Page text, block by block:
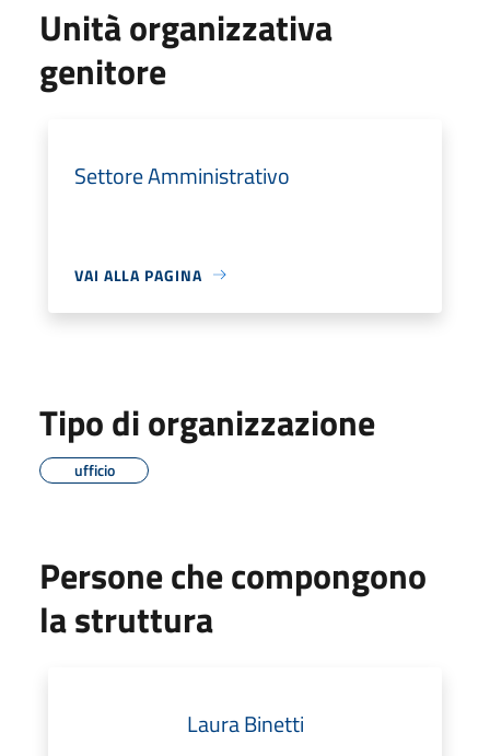
Unità organizzativa
genitore
Settore Amministrativo
VAI ALLA PAGINA
Tipo di organizzazione
ufficio
Persone che compongono
la struttura
Laura Binetti